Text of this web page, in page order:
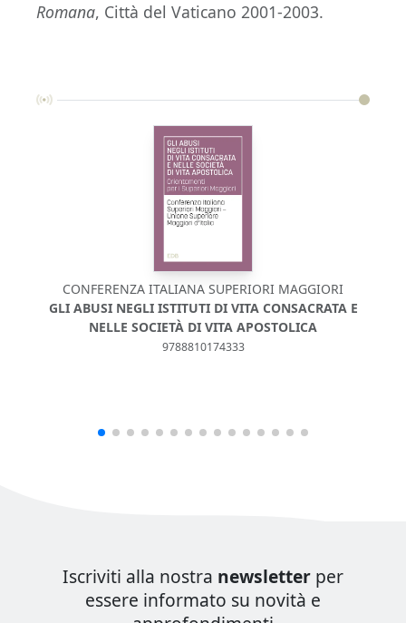
Romana, Città del Vaticano 2001-2003.
CONFERENZA ITALIANA SUPERIORI MAGGIORI
GLI ABUSI NEGLI ISTITUTI DI VITA CONSACRATA E
NELLE SOCIETÀ DI VITA APOSTOLICA
9788810174333
Iscriviti alla nostra newsletter per
essere informato su novità e